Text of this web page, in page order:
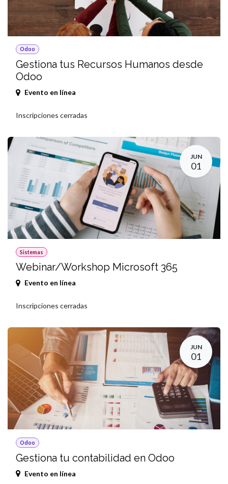
Odoo
Gestiona tus Recursos Humanos desde
Odoo
Evento en línea
Inscripciones cerradas
JUN
01
Sistemas
Webinar/Workshop Microsoft 365
Evento en línea
Inscripciones cerradas
JUN
01
Odoo
Gestiona tu contabilidad en Odoo
Evento en línea